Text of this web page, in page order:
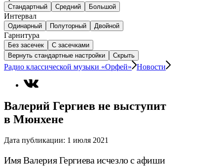
Стандартный Средний Большой
Интервал
Одинарный Полуторный Двойной
Гарнитура
Без засечек
С засечками
Вернуть стандартные настройки
Скрыть
Радио классической музыки «Орфей» Новости
Валерий Гергиев не выступит
в Мюнхене
Дата публикации: 1 июля 2021
Имя Валерия Гергиева исчезло с афиши